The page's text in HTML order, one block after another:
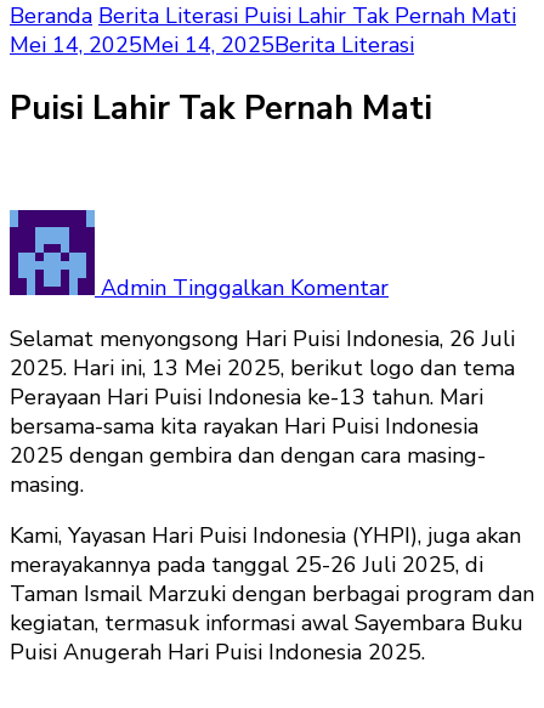
Beranda Berita Literasi Puisi Lahir Tak Pernah Mati
Mei 14, 2025Mei 14, 2025Berita Literasi
Puisi Lahir Tak Pernah Mati
Admin Tinggalkan KomentarLahir
Pernah
Mati
Selamat menyongsong Hari Puisi Indonesia, 26 Juli
2025. Hari ini, 13 Mei 2025, berikut logo dan tema
Perayaan Hari Puisi Indonesia ke-13 tahun. Mari
bersama-sama kita rayakan Hari Puisi Indonesia
2025 dengan gembira dan dengan cara masing-
masing.
Kami, Yayasan Hari Puisi Indonesia (YHPI), juga akan
merayakannya pada tanggal 25-26 Juli 2025, di
Taman Ismail Marzuki dengan berbagai program dan
kegiatan, termasuk informasi awal Sayembara Buku
Puisi Anugerah Hari Puisi Indonesia 2025.